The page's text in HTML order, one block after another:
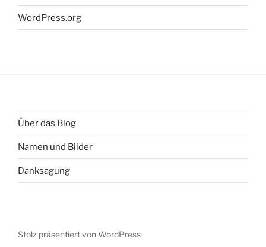
WordPress.org
Über das Blog
Namen und Bilder
Danksagung
Stolz präsentiert von WordPress